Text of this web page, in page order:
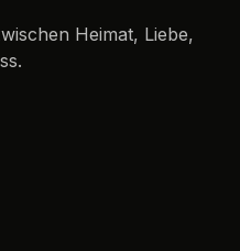
Heimat, Liebe,